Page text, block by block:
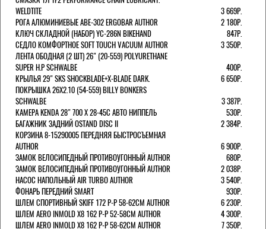
WELDTITE
3 669Р.
РОГА АЛЮМИНИЕВЫЕ ABE-302 ERGOBAR AUTHOR
2 180Р.
КЛЮЧ СКЛАДНОЙ (НАБОР) YC-286N BIKEHAND
847Р.
СЕДЛО КОМФОРТНОЕ SOFT TOUCH VACUUM AUTHOR
3 350Р.
ЛЕНТА ОБОДНАЯ (2 ШТ) 26" (20-559) POLYURETHANE
SUPER H.P SCHWALBE
400Р.
КРЫЛЬЯ 29" SKS SHOCKBLADE+X-BLADE DARK.
6 650Р.
ПОКРЫШКА 26X2.10 (54-559) BILLY BONKERS
SCHWALBE
3 387Р.
КАМЕРА KENDA 28" 700 Х 28-45С АВТО НИППЕЛЬ
530Р.
БАГАЖНИК ЗАДНИЙ OSTAND DISC II
2 384Р.
КОРЗИНА 8-15290005 ПЕРЕДНЯЯ БЫСТРОСЪЕМНАЯ
AUTHOR
6 900Р.
ЗАМОК ВЕЛОСИПЕДНЫЙ ПРОТИВОУГОННЫЙ AUTHOR
680Р.
ЗАМОК ВЕЛОСИПЕДНЫЙ ПРОТИВОУГОННЫЙ AUTHOR
2 038Р.
НАСОС НАПОЛЬНЫЙ AIR TURBO AUTHOR
3 540Р.
ФОНАРЬ ПЕРЕДНИЙ SMART
930Р.
ШЛЕМ СПОРТИВНЫЙ SKIFF 172 Р-Р 58-62СМ AUTHOR
6 230Р.
ШЛЕМ AERO INMOLD X8 162 Р-Р 52-58СМ AUTHOR
4 300Р.
ШЛЕМ AERO INMOLD X8 162 Р-Р 58-62СМ AUTHOR
7 350Р.